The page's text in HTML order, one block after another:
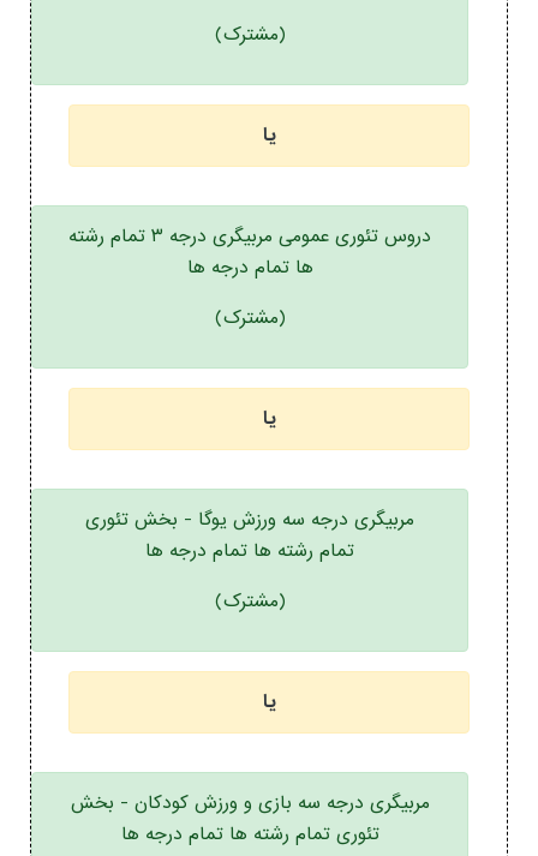
(مشترک)
یا
دروس تئوری عمومی مربیگری درجه ۳ تمام رشته
ها تمام درجه ها
(مشترک)
یا
مربیگری درجه سه ورزش یوگا - بخش تئوری
تمام رشته ها تمام درجه ها
(مشترک)
یا
مربیگری درجه سه بازی و ورزش کودکان - بخش
تئوری تمام رشته ها تمام درجه ها